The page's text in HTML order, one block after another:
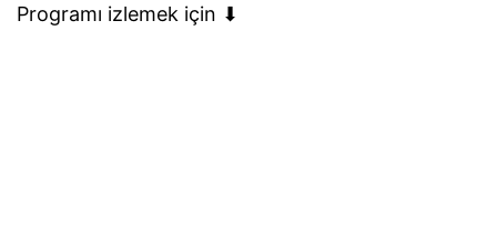
Programı izlemek için ⬇︎